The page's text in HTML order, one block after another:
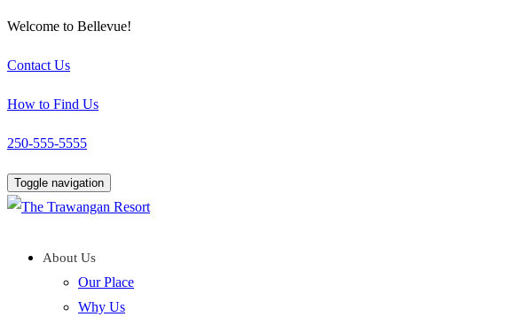
Welcome to Bellevue!
Contact Us
How to Find Us
250-555-5555
Toggle navigation
About Us
Our Place
Why Us